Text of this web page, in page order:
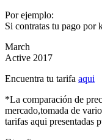
Por ejemplo:
Si contratas tu pago por
March
Active 2017
Encuentra tu tarifa aqui
*La comparación de
mercado,tomada de
tarifas aqui presentadas